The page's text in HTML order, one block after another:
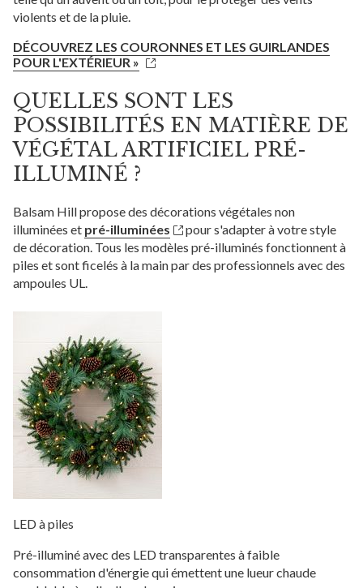
violents et de la pluie.
DÉCOUVREZ LES COURONNES ET LES GUIRLANDES
POUR L'EXTÉRIEUR »
QUELLES SONT LES
POSSIBILITÉS EN MATIÈRE DE
VÉGÉTAL ARTIFICIEL PRÉ-
ILLUMINÉ ?
Balsam Hill propose des décorations végétales non
illuminées et pré-illuminées
pour s'adapter à votre style
de décoration. Tous les modèles pré-illuminés fonctionnent à
piles et sont ficelés à la main par des professionnels avec des
ampoules UL.
LED à piles
Pré-illuminé avec des LED transparentes à faible
consommation d'énergie qui émettent une lueur chaude